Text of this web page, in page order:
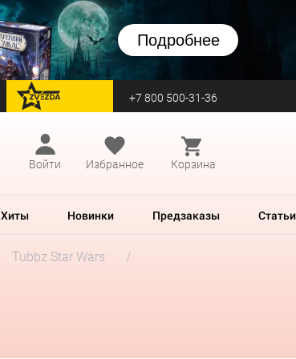
Подробнее
перейти на Zvezda +7 800 500-31-36
Войти
Избранное Корзина
Хиты Новинки Предзаказы Статьи
Tubbz Star Wars